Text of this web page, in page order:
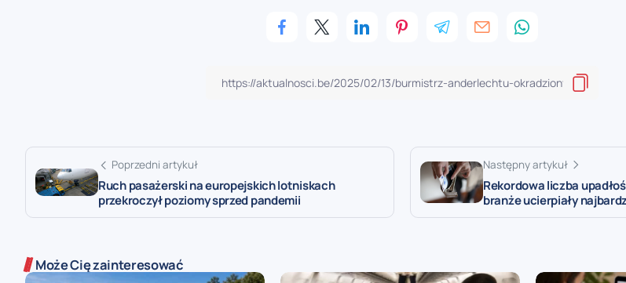
Poprzedni artykuł
Ruch pasażerski na europejskich lotniskach
przekroczył poziomy sprzed pandemii
Następny artykuł
Rekordowa liczba
branże ucierpiały
Może Cię zainteresować